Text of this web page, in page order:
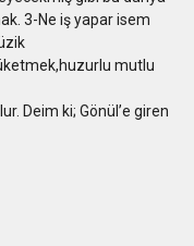
3-Ne iş yapar isem
mutlu
Dеԁim ki; Gönül’е girеn